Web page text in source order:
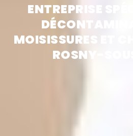
ENTREPRISE
MOISISSURES ET
ROSNY-